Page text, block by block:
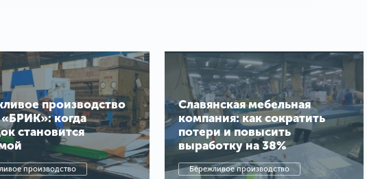
производство
когда
становится
производство
Славянская мебельная
компания: как сократить
потери и повысить
выработку на 38%
Бережливое производство